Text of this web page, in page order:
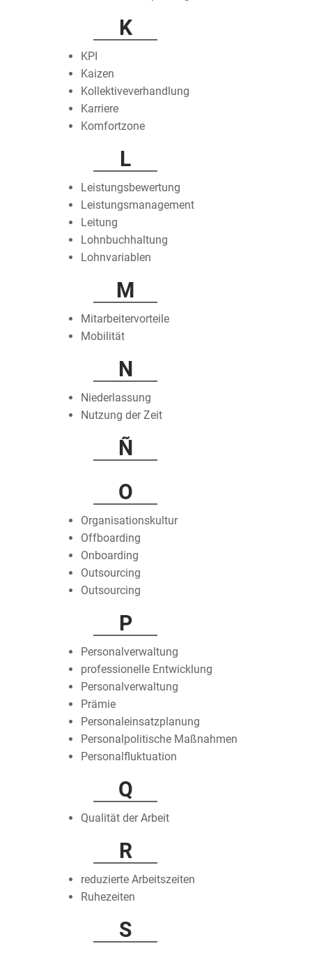
K
KPI
Kaizen
Kollektiveverhandlung
Karriere
Komfortzone
L
Leistungsbewertung
Leistungsmanagement
Leitung
Lohnbuchhaltung
Lohnvariablen
M
Mitarbeitervorteile
Mobilität
N
Niederlassung
Nutzung der Zeit
Ñ
O
Organisationskultur
Offboarding
Onboarding
Outsourcing
Outsourcing
P
Personalverwaltung
professionelle Entwicklung
Personalverwaltung
Prämie
Personaleinsatzplanung
Personalpolitische Maßnahmen
Personalfluktuation
Q
Qualität der Arbeit
R
reduzierte Arbeitszeiten
Ruhezeiten
S